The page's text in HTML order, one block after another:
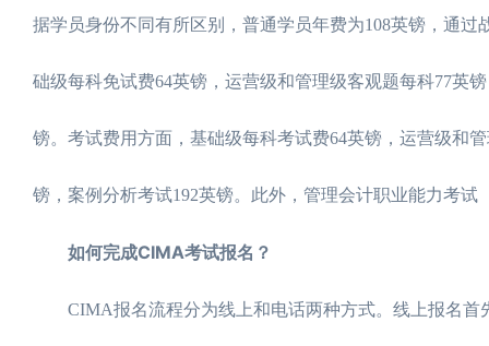
据学员身份不同有所区别，普通学员年费为108英镑，通
础级每科免试费64英镑，运营级和管理级客观题每科77英
镑。考试费用方面，基础级每科考试费64英镑，运营级和
镑，案例分析考试192英镑。此外，管理会计职业能力考试
如何完成CIMA考试报名？
CIMA报名流程分为线上和电话两种方式。线上报名首